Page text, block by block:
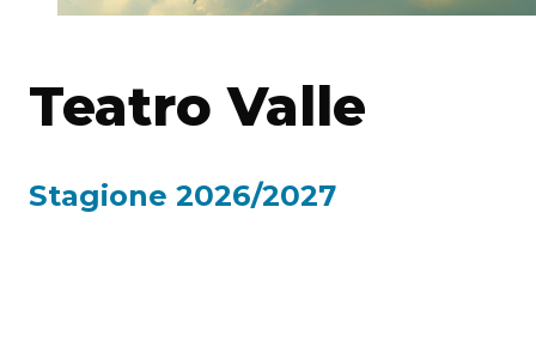
Teatro Valle
Stagione 2026/2027